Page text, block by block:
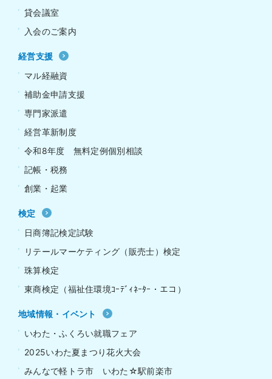
貸会議室
入会のご案内
経営支援
マル経融資
補助金申請支援
専門家派遣
経営革新制度
令和8年度 無料定例個別相談
記帳・税務
創業・起業
検定
日商簿記検定試験
リテールマーケティング（販売士）検定
珠算検定
東商検定（福祉住環境ｺｰﾃﾞｨﾈｰﾀｰ・エコ）
地域情報・イベント
いわた・ふくろい就職フェア
2025いわた夏まつり花火大会
みんなで軽トラ市 いわた☆駅前楽市